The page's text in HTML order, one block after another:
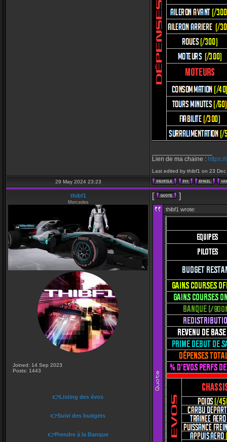
Lien de ma chaine :
Last edited by thibf1 on 23
29 May 2024 23:23
thibf1
Mercedes
Joined: 14 Sep 2023
Posts: 1443
👉Listing des évos
👉Suivi des budgets
👉Prendre à la Banque
[ ]
thibf1 wrote: